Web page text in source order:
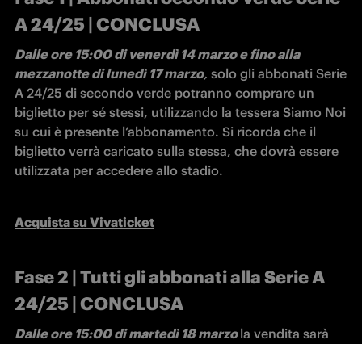
A 24/25 | CONCLUSA
Dalle ore 15:00 di venerdì 14 marzo e fino alla
mezzanotte di lunedì 17 marzo, solo gli abbonati Serie
A 24/25 di secondo verde potranno comprare un
biglietto per sé stessi, utilizzando la tessera Siamo Noi
su cui è presente l’abbonamento. Si ricorda che il
biglietto verrà caricato sulla stessa, che dovrà essere
utilizzata per accedere allo stadio.
Acquista su Vivaticket
Fase 2 | Tutti gli abbonati alla Serie A
24/25 | CONCLUSA
Dalle ore 15:00 di martedì 18 marzo la vendita sarà